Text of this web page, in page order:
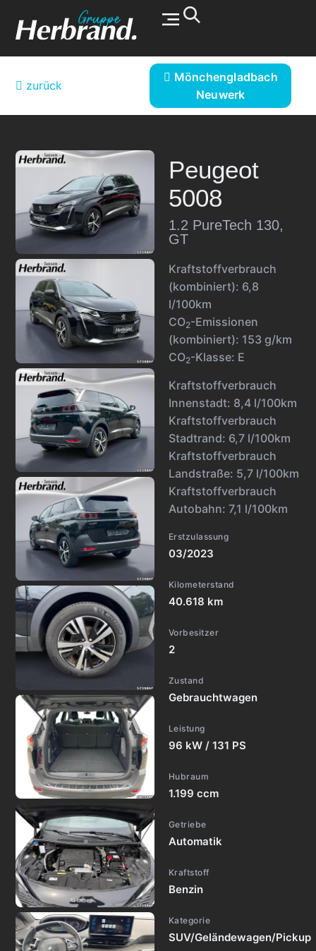
zurück
Mönchengladbach
Neuwerk
Peugeot
5008
1.2 PureTech 130,
GT
Kraftstoffverbrauch
(kombiniert): 6,8
l/100km
CO2-Emissionen
(kombiniert): 153 g/km
CO2-Klasse: E
Kraftstoffverbrauch
Innenstadt: 8,4 l/100km
Kraftstoffverbrauch
Stadtrand: 6,7 l/100km
Kraftstoffverbrauch
Landstraße: 5,7 l/100km
Kraftstoffverbrauch
Autobahn: 7,1 l/100km
Erstzulassung
03/2023
Kilometerstand
40.618 km
Vorbesitzer
2
Zustand
Gebrauchtwagen
Leistung
96 kW / 131 PS
Hubraum
1.199 ccm
Getriebe
Automatik
Kraftstoff
Benzin
Kategorie
SUV/Geländewagen/Pickup